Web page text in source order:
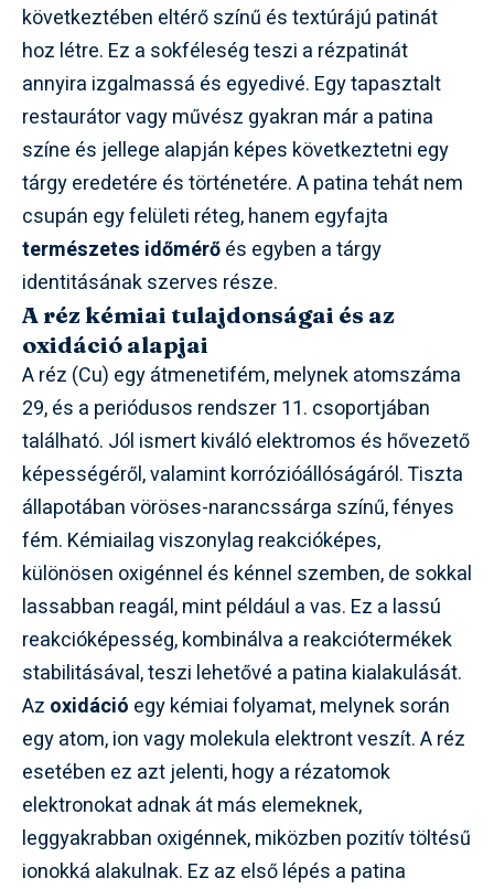
következtében eltérő színű és textúrájú patinát
hoz létre. Ez a sokféleség teszi a rézpatinát
annyira izgalmassá és egyedivé. Egy tapasztalt
restaurátor vagy művész gyakran már a patina
színe és jellege alapján képes következtetni egy
tárgy eredetére és történetére. A patina tehát nem
csupán egy felületi réteg, hanem egyfajta
természetes időmérőés egyben a tárgy
identitásának szerves része.
A réz kémiai tulajdonságai és az
oxidáció alapjai
A réz (Cu) egy átmenetifém, melynek atomszáma
29, és a periódusos rendszer 11. csoportjában
található. Jól ismert kiváló elektromos és hővezető
képességéről, valamint korrózióállóságáról. Tiszta
állapotában vöröses-narancssárga színű, fényes
fém. Kémiailag viszonylag reakcióképes,
különösen oxigénnel és kénnel szemben, de sokkal
lassabban reagál, mint például a vas. Ez a lassú
reakcióképesség, kombinálva a reakciótermékek
stabilitásával, teszi lehetővé a patina kialakulását.
Az oxidáció egy kémiai folyamat, melynek során
egy atom, ion vagy molekula elektront veszít. A réz
esetében ez azt jelenti, hogy a rézatomok
elektronokat adnak át más elemeknek,
leggyakrabban oxigénnek, miközben pozitív töltésű
ionokká alakulnak. Ez az első lépés a patina